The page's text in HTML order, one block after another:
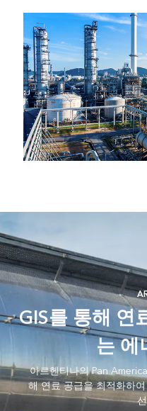
GIS를 통해 연
는 에
아르헨티나의 Pan
해 연료 공급을 최적화하